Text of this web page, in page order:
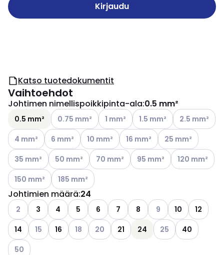
Kirjaudu
Katso tuotedokumentit
Vaihtoehdot
Johtimen nimellispoikkipinta-ala:0.5 mm²
0.5 mm² Katso käytettävissä olevat vaihtoehdot
0.75 mm² Katso käytettävissä olevat
1 mm² Katso käytettävissä
1.5 mm² Katso
2.5 mm²
Katso käytettävissä olevat vaihtoehdot
4 mm² Katso käytettävissä olevat vaihtoehdot
6 mm² Katso käytettävissä olevat vaihtoehdot
10 mm² Katso käytettävissä olevat
16 mm² Katso
25 mm²
Katso käytettävissä olevat vaihtoehdot
35 mm² Katso käytettävissä olevat vaihtoehdot
50 mm² Katso käytettävissä olevat
70 mm² Katso käytettävissä
95 mm² Katso
120 mm²
Katso käytettävissä olevat vaihtoehdot
150 mm² Katso käytettävissä olevat vaihtoehdot
185 mm²
Johtimien määrä:24
Katso käytettävissä olevat vaihtoehdot
2 3 4 5 6 7 8 Katso käytettävissä
9 10
12
14
Katso käytettävissä olevat vaihtoehdot
15 16 Katso käytettävissä olevat vaihtoehdot
18 Katso käytettävissä olevat
20 21 24 Katso
25
40
Katso käytettävissä olevat vaihtoehdot
50